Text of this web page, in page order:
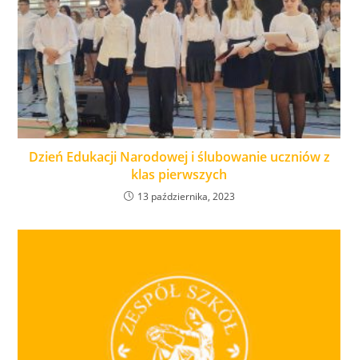
Dzień Edukacji Narodowej i ślubowanie uczniów z
klas pierwszych
13 października, 2023